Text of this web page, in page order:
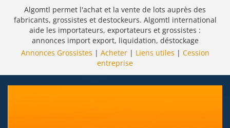
Algomtl permet l'achat et la vente de lots auprès des
fabricants, grossistes et destockeurs. Algomtl international
aide les importateurs, exportateurs et grossistes :
annonces import export, liquidation, déstockage
Annonces Grossistes | Acheter| Liens utiles | Cession
entreprise